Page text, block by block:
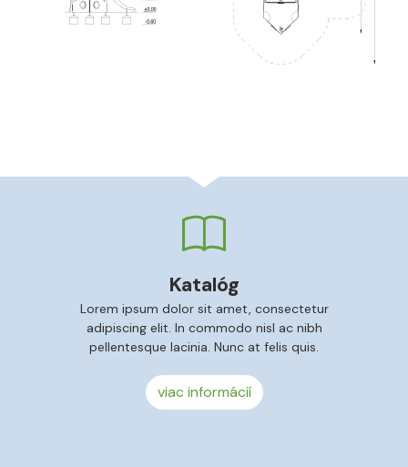
Katalóg
Lorem ipsum dolor sit amet, consectetur
adipiscing elit. In commodo nisl ac nibh
pellentesque lacinia. Nunc at felis quis.
viac informácií